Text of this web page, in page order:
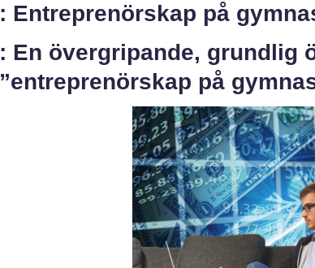
: Entreprenörskap på
: En övergripande, grundlig
”entreprenörskap på